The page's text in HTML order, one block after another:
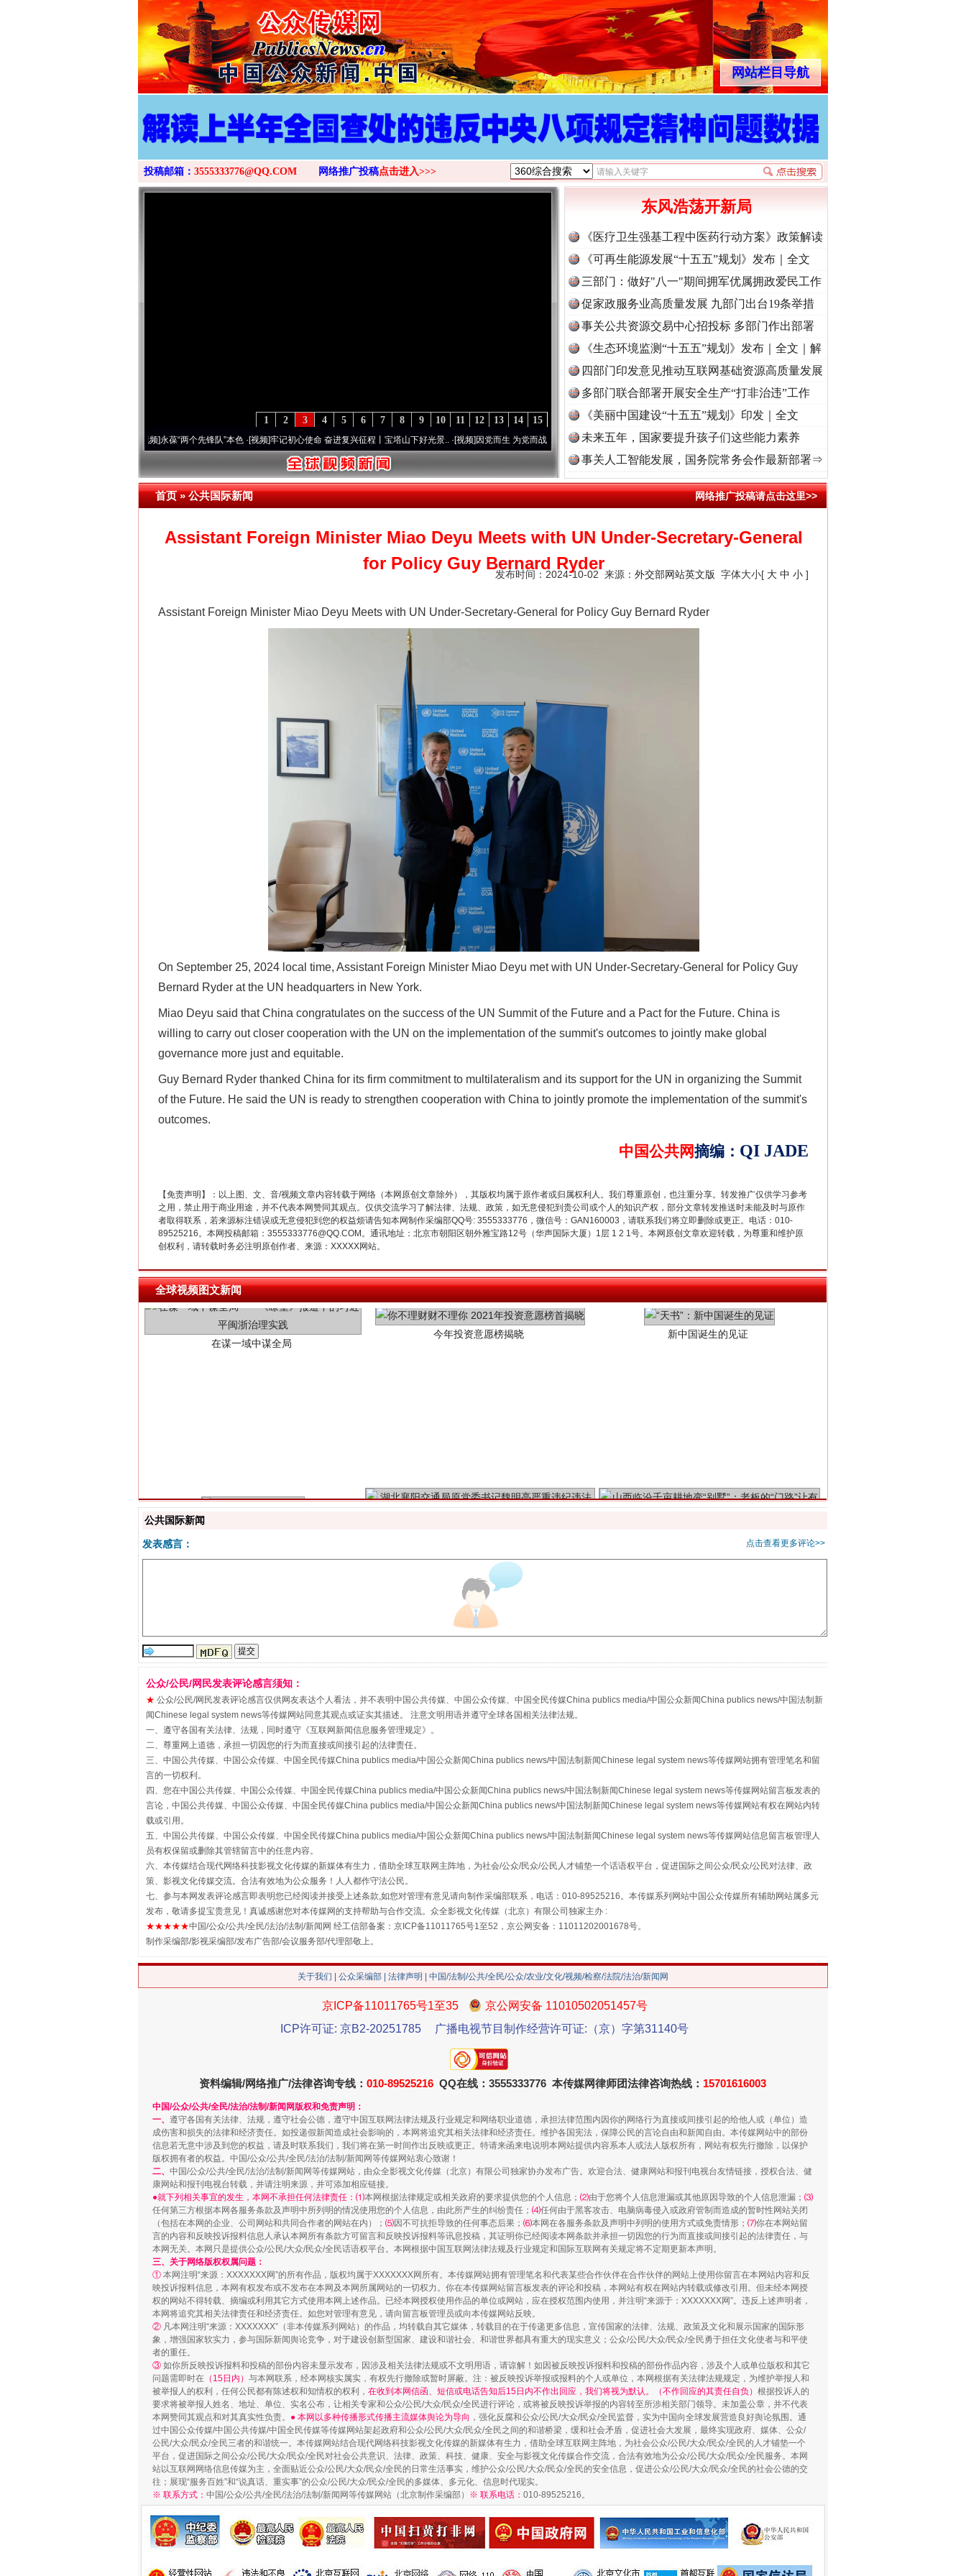
网站栏目导航
投稿邮箱： 3555333776@QQ.COM 网络推广投稿点击进入>>>
15
14
13
12
11
10
9
8
7
6
5
4
3
2
1
永葆“两个先锋队”本色·[视频]牢记初心使命 奋进复兴征程丨宝塔山下好光景..·[视频]因党而生 为党而战——百年“纪”事⑧加强纪律..·[视频]牢记初心使命 奋进复兴征程丨“转折之城”激荡..
东风浩荡开新局
《医疗卫生强基工程中医药行动方案》政策解读
《可再生能源发展“十五五”规划》发布｜全文
三部门：做好"八一"期间拥军优属拥政爱民工作
促家政服务业高质量发展 九部门出台19条举措
事关公共资源交易中心招投标 多部门作出部署
《生态环境监测“十五五”规划》发布｜全文｜解
读
四部门印发意见推动互联网基础资源高质量发展
多部门联合部署开展安全生产“打非治违”工作
《美丽中国建设“十五五”规划》印发｜全文
未来五年，国家要提升孩子们这些能力素养
事关人工智能发展，国务院常务会作最新部署⇒
首页»公共国际新闻 网络推广投稿请点击这里>>
Assistant Foreign Minister Miao Deyu Meets with UN Under-Secretary-General
for Policy Guy Bernard Ryder
发布时间：2024-10-02 来源： 外交部网站英文版 字体大小[ 大 中 小 ]
Assistant Foreign Minister Miao Deyu Meets with UN Under-Secretary-General for Policy Guy Bernard Ryder
On September 25, 2024 local time, Assistant Foreign Minister Miao Deyu met with UN Under-Secretary-General for Policy Guy
Bernard Ryder at the UN headquarters in New York.
Miao Deyu said that China congratulates on the success of the UN Summit of the Future and a Pact for the Future. China is
willing to carry out closer cooperation with the UN on the implementation of the summit's outcomes to jointly make global
governance more just and equitable.
Guy Bernard Ryder thanked China for its firm commitment to multilateralism and its support for the UN in organizing the Summit
of the Future. He said the UN is ready to strengthen cooperation with China to jointly promote the implementation of the summit's
outcomes.
中国公共网摘编 ： QI JADE
【免责声明】：以上图、文、音/视频文章内容转载于网络（本网原创文章除外），其版权均属于原作者或归属权利人。我们尊重原创，也注重分享。转发推广仅供学习参考
之用，禁止用于商业用途，并不代表本网赞同其观点。仅供交流学习了解法律、法规、政策，如无意侵犯到贵公司或个人的知识产权，部分文章转发推送时未能及时与原作
者取得联系，若来源标注错误或无意侵犯到您的权益烦请告知本网制作采编部QQ号: 3555333776，微信号：GAN160003，请联系我们将立即删除或更正。电话：010-
89525216。本网投稿邮箱：3555333776@QQ.COM。通讯地址：北京市朝阳区朝外雅宝路12号（华声国际大厦）1层 1 2 1号。本网原创文章欢迎转载，为尊重和维护原
创权利，请转载时务必注明原创作者、来源：XXXXX网站。
全球视频图文新闻
网上购药对药下症？
茶叶“炒上天”
这是一记警钟！ 谢谢有你温暖了四季 法官巧妙执行解纠纷
在谋一域中谋全局
今年投资意愿榜揭晓 新中国诞生的见证
“刷贴”乱象丛生
揭批美国五大"原罪" "炒鞋教程"里的骗局 习近平的“航天情”
珠宝鉴定乱象
站台名比不上好声名
走近一线检察官
“谁都不怕”的他落马了
漫山遍野的桃花与雪山、麦地、白藏房 除了知识还要"留白" 用生命托举生命
公共国际新闻
点击查看更多评论>>
发表感言：
公众/公民/网民发表评论感言须知：
★ 公众/公民/网民发表评论感言仅供网友表达个人看法，并不表明中国公共传媒、中国公众传媒、中国全民传媒China publics media/中国公众新闻China publics news/中国法制新
闻Chinese legal system news等传媒网站同意其观点或证实其描述。 注意文明用语并遵守全球各国相关法律法规。
一、遵守各国有关法律、法规，同时遵守《互联网新闻信息服务管理规定》。
二、尊重网上道德，承担一切因您的行为而直接或间接引起的法律责任。
三、中国公共传媒、中国公众传媒、中国全民传媒China publics media/中国公众新闻China publics news/中国法制新闻Chinese legal system news等传媒网站拥有管理笔名和留
言的一切权利。
四、您在中国公共传媒、中国公众传媒、中国全民传媒China publics media/中国公众新闻China publics news/中国法制新闻Chinese legal system news等传媒网站留言板发表的
言论，中国公共传媒、中国公众传媒、中国全民传媒China publics media/中国公众新闻China publics news/中国法制新闻Chinese legal system news等传媒网站有权在网站内转
载或引用。
五、中国公共传媒、中国公众传媒、中国全民传媒China publics media/中国公众新闻China publics news/中国法制新闻Chinese legal system news等传媒网站信息留言板管理人
员有权保留或删除其管辖留言中的任意内容。
六、本传媒结合现代网络科技影视文化传媒的新媒体有生力，借助全球互联网主阵地，为社会/公众/民众/公民人才铺垫一个话语权平台，促进国际之间公众/民众/公民对法律、政
策、影视文化传媒交流。合法有效地为公众服务！人人都作守法公民。
七、参与本网发表评论感言即表明您已经阅读并接受上述条款,如您对管理有意见请向制作采编部联系，电话：010-89525216。本传媒系列网站中国公众传媒所有辅助网站属多元
发布，敬请多提宝贵意见！真诚感谢您对本传媒网的支持帮助与合作交流。众全影视文化传媒（北京）有限公司独家主办 :
★★★★★中国/公众/公共/全民/法治/法制/新闻网 经工信部备案：京ICP备11011765号1至52，京公网安备：11011202001678号。
制作采编部/影视采编部/发布广告部/会议服务部/代理部敬上。
关于我们 公众采编部 法律声明 | 中国/法制/公共/全民/公众/农业/文化/视频/检察/法院/法治/新闻网
京ICP备11011765号1至35
京公网安备 11010502051457号
ICP许可证: 京B2-20251785
广播电视节目制作经营许可证:（京）字第31140号
资料编辑/网络推广/法律咨询专线： 010-89525216 QQ在线：3555333776 本传媒网律师团法律咨询热线： 15701616003
中国/公众/公共/全民/法治/法制/新闻网版权和免责声明：
一、 遵守各国有关法律、法规，遵守社会公德，遵守中国互联网法律法规及行业规定和网络职业道德，承担法律范围内因你的网络行为直接或间接引起的给他人或（单位）造
成伤害和损失的法律和经济责任。如投递假新闻造成社会影响的，本网将追究其相关法律和经济责任。维护各国宪法，保障公民的言论自由和新闻自由。本传媒网站中的部份
信息若无意中涉及到您的权益，请及时联系我们，我们将在第一时间作出反映或更正。特请来函来电说明本网站提供内容系本人或法人版权所有，网站有权先行撤除，以保护
版权拥有者的权益。中国/公众/公共/全民/法治/法制/新闻网等传媒网站衷心致谢！
二、 中国/公众/公共/全民/法治/法制/新闻网等传媒网站，由众全影视文化传媒（北京）有限公司独家协办发布广告。欢迎合法、健康网站和报刊电视台友情链接，授权合法、健
康网站和报刊电视台转载，并请注明来源，并可添加相应链接。
●就下列相关事宜的发生，本网不承担任何法律责任：⑴本网根据法律规定或相关政府的要求提供您的个人信息； ⑵由于您将个人信息泄漏或其他原因导致的个人信息泄漏； ⑶
任何第三方根据本网各服务条款及声明中所列明的情况使用您的个人信息，由此所产生的纠纷责任； ⑷任何由于黑客攻击、电脑病毒侵入或政府管制而造成的暂时性网站关闭
（包括在本网的企业、公司网站和共同合作者的网站在内）； ⑸因不可抗拒导致的任何事态后果； ⑹本网在各服务条款及声明中列明的使用方式或免责情形； ⑺你在本网站留
言的内容和反映投诉报料信息人承认本网所有条款方可留言和反映投诉报料等讯息投稿，其证明你已经阅读本网条款并承担一切因您的行为而直接或间接引起的法律责任，与
本网无关。本网只是提供公众/公民/大众/民众/全民话语权平台。本网根据中国互联网法律法规及行业规定和国际互联网有关规定将不定期更新本声明。
三、关于网络版权权属问题：
① 本网注明“来源：XXXXXXX网”的所有作品，版权均属于XXXXXXX网所有。本传媒网站拥有管理笔名和代表某些合作伙伴在合作伙伴的网站上使用你留言在本网站内容和反
映投诉报料信息，本网有权发布或不发布在本网及本网所属网站的一切权力。你在本传媒网站留言板发表的评论和投稿，本网站有权在网站内转载或修改引用。但未经本网授
权的网站不得转载、摘编或利用其它方式使用本网上述作品。已经本网授权使用作品的单位或网站，应在授权范围内使用，并注明“来源于：XXXXXXX网”。违反上述声明者，
本网将追究其相关法律责任和经济责任。如您对管理有意见，请向留言板管理员或向本传媒网站反映。
② 凡本网注明“来源：XXXXXXX”（非本传媒系列网站）的作品，均转载自其它媒体，转载目的在于传递更多信息，宣传国家的法律、法规、政策及文化和展示国家的国际形
象，增强国家软实力，参与国际新闻舆论竞争，对于建设创新型国家、建设和谐社会、和谐世界都具有重大的现实意义；公众/公民/大众/民众/全民勇于担任文化使者与和平使
者的重任。
③ 如你所反映投诉报料和投稿的部份内容未显示发布，因涉及相关法律法规或不文明用语，请谅解！如因被反映投诉报料和投稿的部份作品内容，涉及个人或单位版权和其它
问题需即时在 （15日内） 与本网联系，经本网核实属实，有权先行撤除或暂时屏蔽。注：被反映投诉举报或报料的个人或单位，本网根据有关法律法规规定，为维护举报人和
被举报人的权利，任何公民都有陈述权和知情权的权利， 在收到本网信函、短信或电话告知后15日内不作出回应，我们将视为默认。（不作回应的其责任自负） 根据投诉人的
要求将被举报人姓名、地址、单位、实名公布，让相关专家和公众/公民/大众/民众/全民进行评论，或将被反映投诉举报的内容转至所涉相关部门领导。未加盖公章，并不代表
本网赞同其观点和对其真实性负责。 ● 本网以多种传播形式传播主流媒体舆论为导向 ，强化反腐和公众/公民/大众/民众/全民监督，实为中国向全球发展营造良好舆论氛围。通
过中国公众传媒/中国公共传媒/中国全民传媒等传媒网站架起政府和公众/公民/大众/民众/全民之间的和谐桥梁，缓和社会矛盾，促进社会大发展，最终实现政府、媒体、公众/
公民/大众/民众/全民三者的和谐统一。本传媒网站结合现代网络科技影视文化传媒的新媒体有生力，借助全球互联网主阵地，为社会公众/公民/大众/民众/全民的人才铺垫一个
平台，促进国际之间公众/公民/大众/民众/全民对社会公共意识、法律、政策、科技、健康、安全与影视文化传媒合作交流，合法有效地为公众/公民/大众/民众/全民服务。本网
站以互联网网络信息传媒为主，全面贴近公众/公民/大众/民众/全民的日常生活事实，维护公众/公民/大众/民众/全民的安全信息，促进公众/公民/大众/民众/全民的社会公德的交
往；展现“服务百姓”和“说真话、重实事”的公众/公民/大众/民众/全民的多媒体、多元化、信息时代现实。
※ 联系方式： 中国/公众/公共/全民/法治/法制/新闻网等传媒网站（北京制作采编部） ※ 联系电话： 010-89525216。